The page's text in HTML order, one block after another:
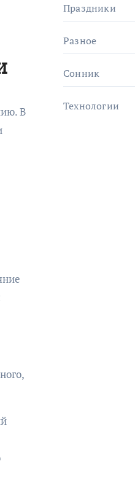
В
Праздники
Разное
Сонник
Технологии